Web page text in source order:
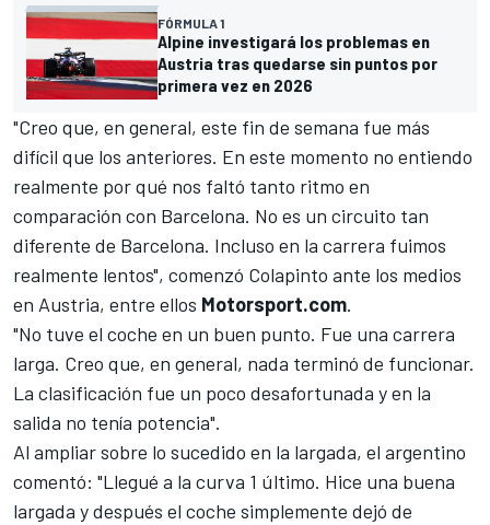
FÓRMULA 1
Alpine investigará los problemas en
Austria tras quedarse sin puntos por
primera vez en 2026
"Creo que, en general, este fin de semana fue más
difícil que los anteriores. En este momento no entiendo
realmente por qué nos faltó tanto ritmo en
comparación con Barcelona. No es un circuito tan
diferente de Barcelona. Incluso en la carrera fuimos
realmente lentos", comenzó Colapinto ante los medios
en Austria, entre ellos Motorsport.com.
"No tuve el coche en un buen punto. Fue una carrera
larga. Creo que, en general, nada terminó de funcionar.
La clasificación fue un poco desafortunada y en la
salida no tenía potencia".
Al ampliar sobre lo sucedido en la largada, el argentino
comentó: "Llegué a la curva 1 último. Hice una buena
largada y después el coche simplemente dejó de